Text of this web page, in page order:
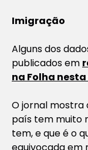
Imigração
Alguns dos
publicados em
na Folha nesta
O jornal mostra
país tem muito
tem, e que é o
equivocada em